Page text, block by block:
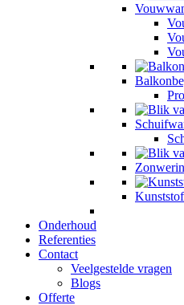
Onderhoud
Referenties
Contact
Veelgestelde vragen
Blogs
Offerte